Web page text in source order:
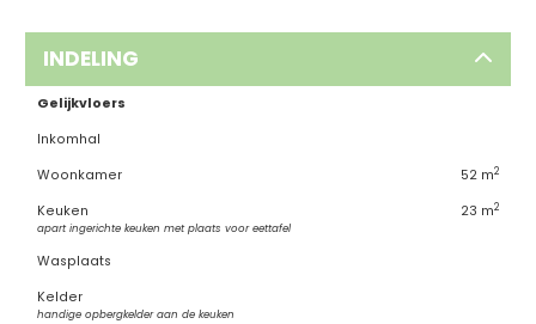
INDELING
Gelijkvloers
Inkomhal
Woonkamer
52 m2
Keuken 23 m2
apart ingerichte keuken met plaats voor eettafel
Wasplaats
Kelder
handige opbergkelder aan de keuken